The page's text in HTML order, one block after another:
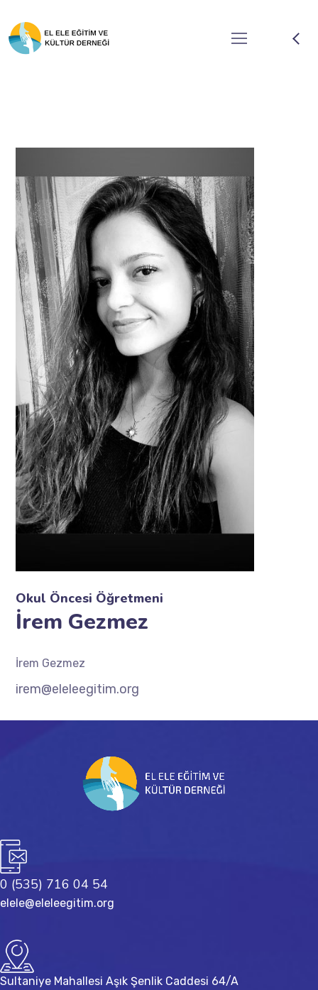
Okul Öncesi Öğretmeni
İrem Gezmez
İrem Gezmez
irem@eleleegitim.org
0 (535) 716 04 54
elele@eleleegitim.org
Sultaniye Mahallesi Aşık Şenlik Caddesi 64/A